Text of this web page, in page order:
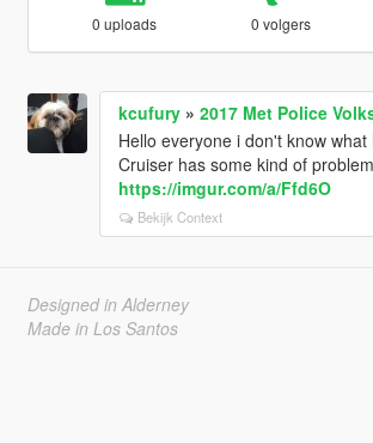
0 uploads 0 volgers
kcufury» 2017 Met Police
Hello everyone i don't know
Cruiser has some kind of
https://imgur.com/a/Ffd6O
Bekijk Context
Designed in Alderney
Made in Los Santos